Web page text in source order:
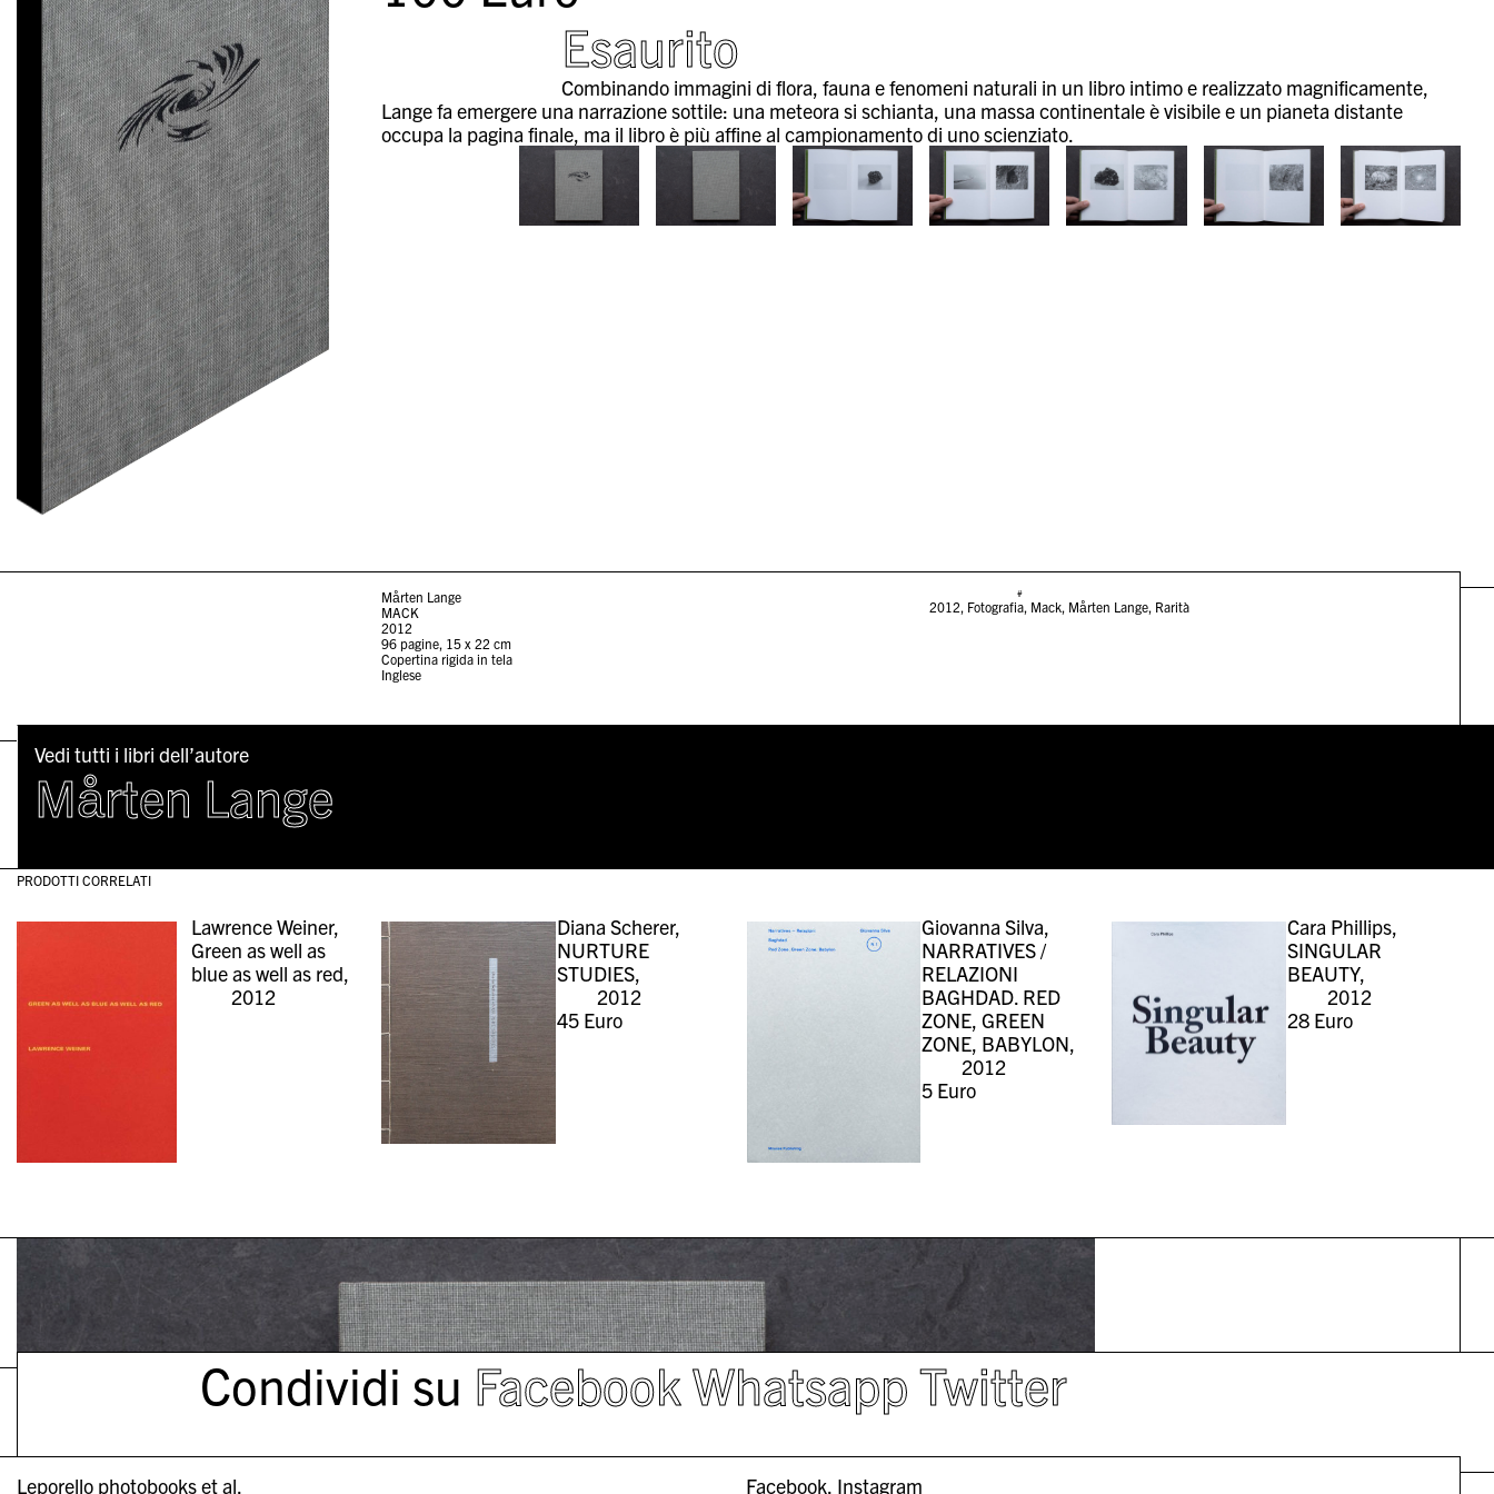
Esaurito
Combinando immagini di flora, fauna e fenomeni naturali in un libro intimo e realizzato magnificamente,
Lange fa emergere una narrazione sottile: una meteora si schianta, una massa continentale è visibile e un pianeta distante
occupa la pagina finale, ma il libro è più affine al campionamento di uno scienziato.
Mårten Lange
MACK
2012
96 pagine, 15 x 22 cm
Copertina rigida in tela
Inglese
#
2012 Fotografia, Mack, Mårten Lange, Rarità
Vedi tutti i libri dell’autore
Mårten Lange
PRODOTTI CORRELATI
Lawrence Weiner,
Green as well as
blue as well as red,
2012
Diana Scherer,
NURTURE
STUDIES,
2012
45Euro
Giovanna Silva,
NARRATIVES /
RELAZIONI
BAGHDAD. RED
ZONE, GREEN
ZONE, BABYLON,
2012
5 Euro
Cara Phillips,
SINGULAR
BEAUTY,
2012
28Euro
Condividi su FacebookWhatsappTwitter
Facebook Instagram
Leporello photobooks et al.